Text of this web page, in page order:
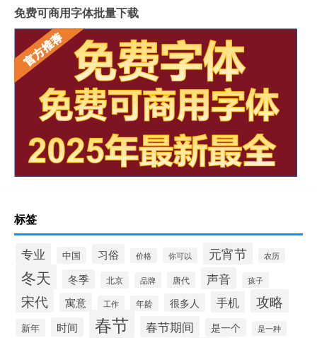
免费可商用字体批量下载
标签
专业 中国 习俗 价格 你可以 元宵节 农历
冬天 冬季 北京 品牌 唐代 声音 孩子
宋代 寓意 工作 年龄 很多人 手机 攻略
新年 时间 春节 春节期间 是一个 是一种